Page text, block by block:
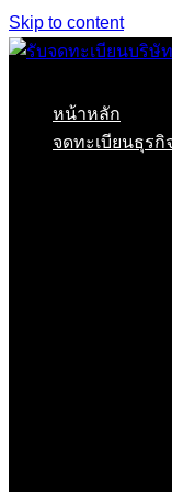
Skip to content
หน้าหลัก
จดทะเบียนธุรกิ